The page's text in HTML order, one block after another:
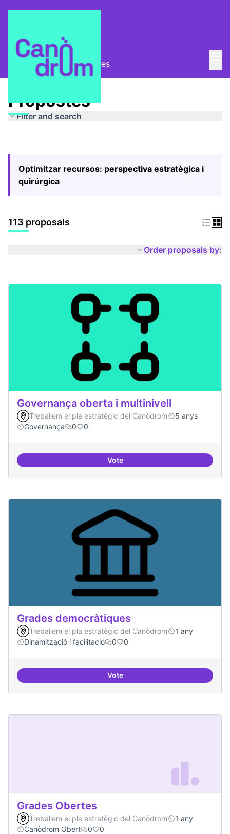
Pla Estratègic Propostes
Propostes
Filter and search
Optimitzar recursos: perspectiva estratègica i
quirúrgica
113 proposals
Order proposals by:
Governança oberta i multinivell
Treballem el pla estratègic del Canòdrom
5 anys
Governança
0 0
VoteGovernança oberta i multinivell
Grades democràtiques
Treballem el pla estratègic del Canòdrom
1 any
Dinamització i facilitació
0 0
VoteGrades democràtiques
Grades Obertes
Treballem el pla estratègic del Canòdrom
1 any
Canòdrom Obert
0 0